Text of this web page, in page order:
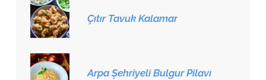
Çıtır Tavuk Kalamar
Arpa Şehriyeli Bulgur Pilavı